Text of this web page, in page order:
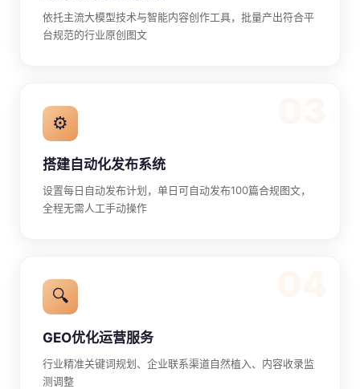
依托主流大模型技术与智能内容创作工具，批量产出符合平
台规范的行业原创图文
⚙️
搭建自动化发布系统
设置每日自动发布计划，单日可自动发布100篇合规图文，
全程无需人工手动操作
🔍
GEO优化运营服务
行业精准关键词规划、企业联系渠道自然植入、内容收录监
测调整